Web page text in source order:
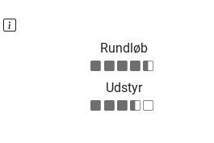
Rundløb
Udstyr